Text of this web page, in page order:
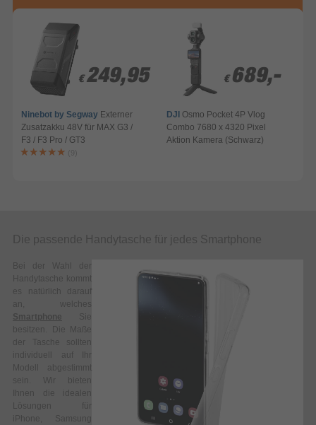
€ 249,95
€ 249,95
Ninebot by Segway Externer
Zusatzakku 48V für MAX G3 /
F3 / F3 Pro / GT3
(9)
€ 689,-
€ 689,-
DJI Osmo Pocket 4P Vlog
Combo 7680 x 4320 Pixel
Aktion Kamera (Schwarz)
Die passende Handytasche für jedes Smartphone
Bei der Wahl der
Handytasche kommt
es natürlich darauf
an, welches
Smartphone Sie
besitzen. Die Maße
der Tasche sollten
individuell auf Ihr
Modell abgestimmt
sein. Wir bieten
Ihnen die idealen
Lösungen für
iPhone, Samsung